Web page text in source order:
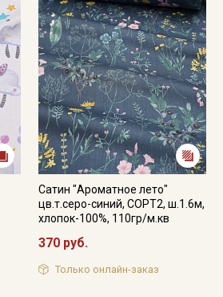
Сатин "Ароматное лето"
цв.т.серо-синий, СОРТ2, ш.1.6м,
хлопок-100%, 110гр/м.кв
370 руб.
Только онлайн-заказ